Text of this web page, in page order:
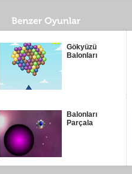
Gökyüzü
Balonları
Balonları
Parçala